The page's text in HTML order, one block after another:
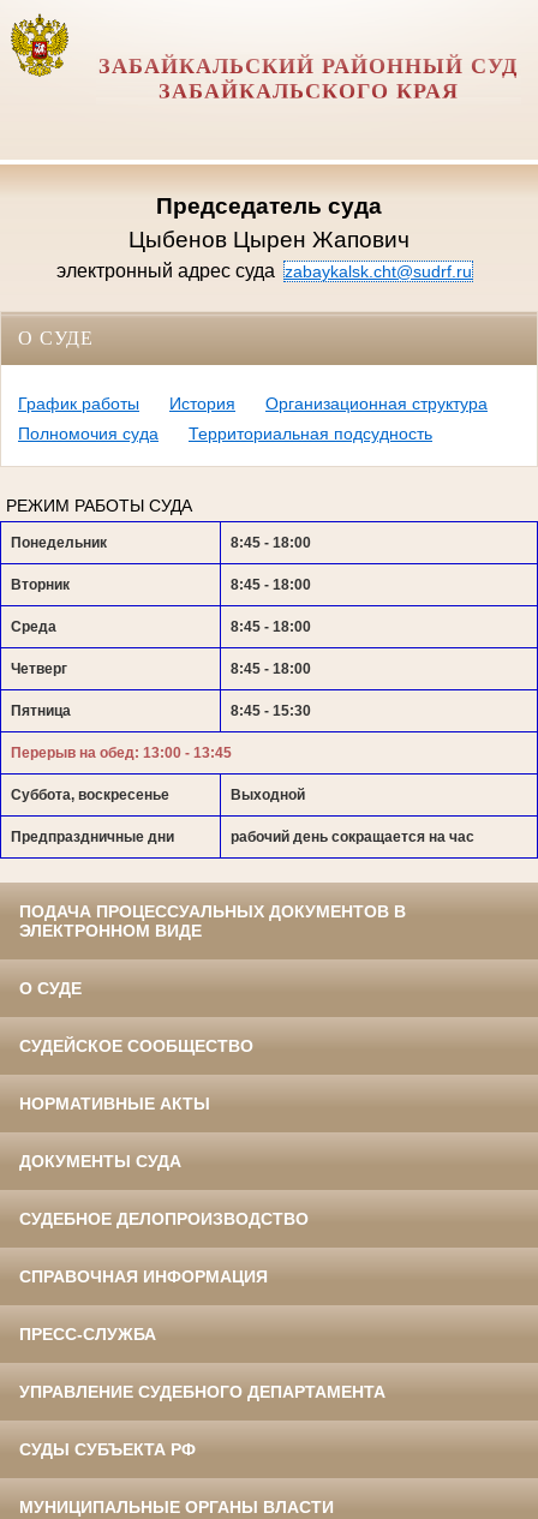
ЗАБАЙКАЛЬСКИЙ РАЙОННЫЙ СУД
ЗАБАЙКАЛЬСКОГО КРАЯ
Председатель суда
Цыбенов Цырен Жапович
электронный адрес судаzabaykalsk.cht@sudrf.ru
О СУДЕ
График работы История
Организационная структура
Полномочия суда
Территориальная подсудность
РЕЖИМ РАБОТЫ СУДА
Понедельник 8:45 - 18:00
Вторник 8:45 - 18:00
Среда 8:45 - 18:00
Четверг 8:45 - 18:00
Пятница 8:45 - 15:30
Перерыв на обед: 13:00 - 13:45
Суббота, воскресенье Выходной
Предпраздничные дни рабочий день сокращается на час
ПОДАЧА ПРОЦЕССУАЛЬНЫХ ДОКУМЕНТОВ В
ЭЛЕКТРОННОМ ВИДЕ
О СУДЕ
СУДЕЙСКОЕ СООБЩЕСТВО
НОРМАТИВНЫЕ АКТЫ
ДОКУМЕНТЫ СУДА
СУДЕБНОЕ ДЕЛОПРОИЗВОДСТВО
СПРАВОЧНАЯ ИНФОРМАЦИЯ
ПРЕСС-СЛУЖБА
УПРАВЛЕНИЕ СУДЕБНОГО ДЕПАРТАМЕНТА
СУДЫ СУБЪЕКТА РФ
МУНИЦИПАЛЬНЫЕ ОРГАНЫ ВЛАСТИ